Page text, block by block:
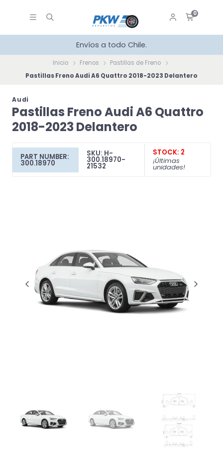
0
Envíos a todo Chile.
Inicio Frenos
Pastillas de Freno
Pastillas Freno Audi A6 Quattro 2018-2023 Delantero
Audi
Pastillas Freno Audi A6 Quattro
2018-2023 Delantero
PART NUMBER:
300.18970
SKU: H-
300.18970-
21532
STOCK: 2
¡Últimas
unidades!